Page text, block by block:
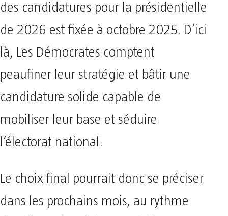
des candidatures pour la présidentielle
de 2026 est fixée à octobre 2025. D’ici
là, Les Démocrates comptent
peaufiner leur stratégie et bâtir une
candidature solide capable de
mobiliser leur base et séduire
l’électorat national.
Le choix final pourrait donc se préciser
dans les prochains mois, au rythme